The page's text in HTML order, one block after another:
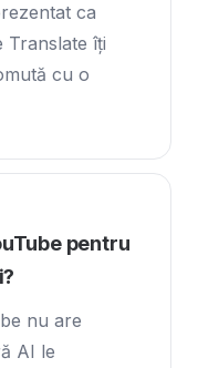
ca
Translate îți
cu o
pentru
nu are
AI le